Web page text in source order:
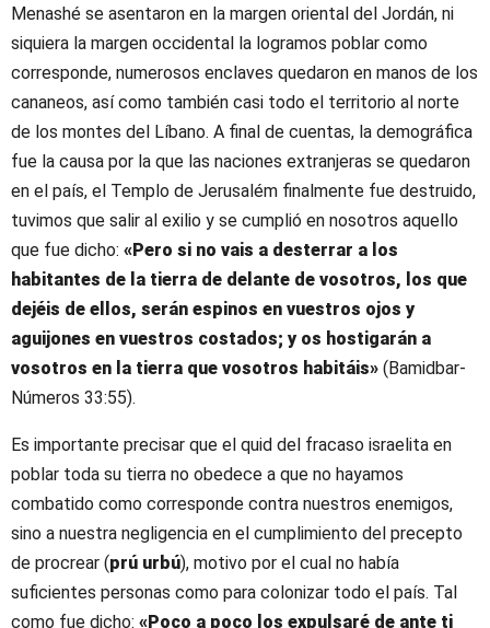
Menashé se asentaron en la margen oriental del Jordán, ni
siquiera la margen occidental la logramos poblar como
corresponde, numerosos enclaves quedaron en manos de los
cananeos, así como también casi todo el territorio al norte
de los montes del Líbano. A final de cuentas, la demográfica
fue la causa por la que las naciones extranjeras se quedaron
en el país, el Templo de Jerusalém finalmente fue destruido,
tuvimos que salir al exilio y se cumplió en nosotros aquello
que fue dicho: «Pero si no vais a desterrar a los
habitantes de la tierra de delante de vosotros, los que
dejéis de ellos, serán espinos en vuestros ojos y
aguijones en vuestros costados; y os hostigarán a
vosotros en la tierra que vosotros habitáis» (Bamidbar-
Números 33:55).
Es importante precisar que el quid del fracaso israelita en
poblar toda su tierra no obedece a que no hayamos
combatido como corresponde contra nuestros enemigos,
sino a nuestra negligencia en el cumplimiento del precepto
de procrear (prú urbú), motivo por el cual no había
suficientes personas como para colonizar todo el país. Tal
como fue dicho: «Poco a poco los expulsaré de ante ti